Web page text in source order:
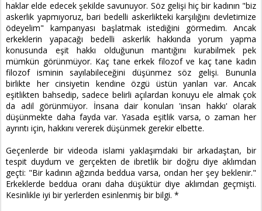
haklar elde edecek şekilde savunuyor. Söz gelişi hiç bir kadının "biz
askerlik yapmıyoruz, bari bedelli askerlikteki karşılığını devletimize
ödeyelim" kampanyası başlatmak istediğini görmedim. Ancak
erkeklerin yapacağı bedelli askerlik hakkında yorum yapma
konusunda eşit hakkı olduğunun mantığını kurabilmek pek
mümkün görünmüyor. Kaç tane erkek filozof ve kaç tane kadın
filozof isminin sayılabileceğini düşünmez söz gelişi. Bununla
birlikte her cinsiyetin kendine özgü üstün yanları var. Ancak
eşitlikten bahsedip, sadece belirli açılardan konuyu ele almak çok
da adil görünmüyor. İnsana dair konuları 'insan hakkı' olarak
düşünmekte daha fayda var. Yasada eşitlik varsa, o zaman her
ayrıntı için, hakkını vererek düşünmek gerekir elbette.
Geçenlerde bir videoda islami yaklaşımdaki bir arkadaştan, bir
tespit duydum ve gerçekten de ibretlik bir doğru diye aklımdan
geçti: "Bir kadının ağzında beddua varsa, ondan her şey beklenir."
Erkeklerde beddua oranı daha düşüktür diye aklımdan geçmişti.
Kesinlikle iyi bir yerlerden esinlenmiş bir bilgi. *